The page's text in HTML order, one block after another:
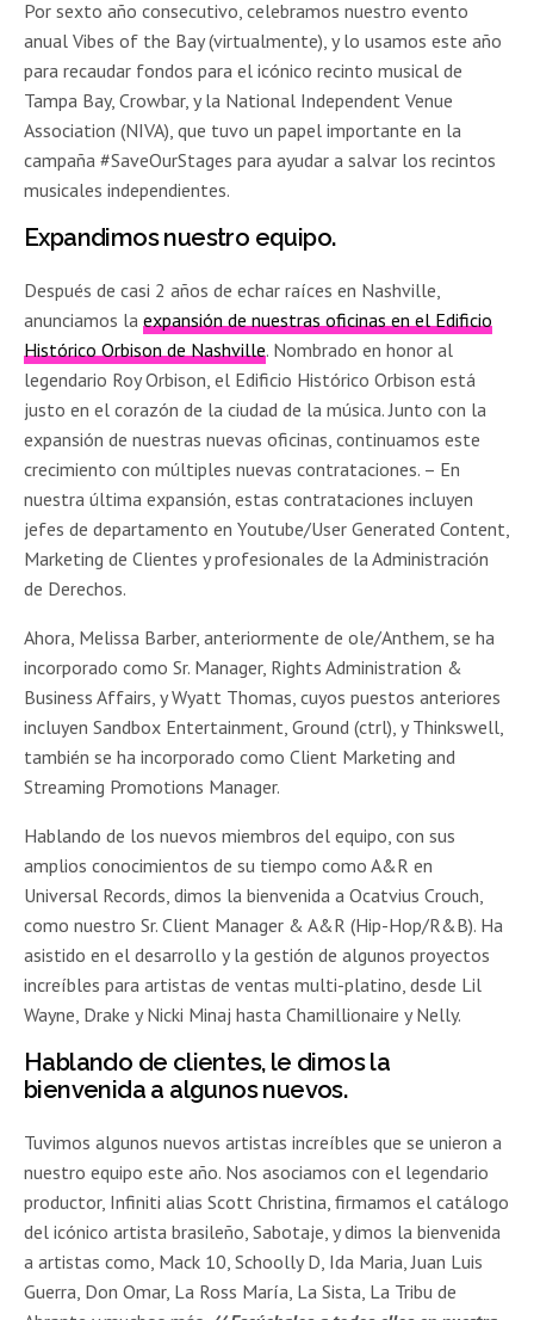
Por sexto año consecutivo, celebramos nuestro evento
anual Vibes of the Bay (virtualmente), y lo usamos este año
para recaudar fondos para el icónico recinto musical de
Tampa Bay, Crowbar, y la National Independent Venue
Association (NIVA), que tuvo un papel importante en la
campaña #SaveOurStages para ayudar a salvar los recintos
musicales independientes.
Expandimos nuestro equipo.
Después de casi 2 años de echar raíces en Nashville,
anunciamos laexpansión de nuestras oficinas en el Edificio
Histórico Orbison de Nashville. Nombrado en honor al
legendario Roy Orbison, el Edificio Histórico Orbison está
justo en el corazón de la ciudad de la música. Junto con la
expansión de nuestras nuevas oficinas, continuamos este
crecimiento con múltiples nuevas contrataciones. – En
nuestra última expansión, estas contrataciones incluyen
jefes de departamento en Youtube/User Generated Content,
Marketing de Clientes y profesionales de la Administración
de Derechos.
Ahora, Melissa Barber, anteriormente de ole/Anthem, se ha
incorporado como Sr. Manager, Rights Administration &
Business Affairs, y Wyatt Thomas, cuyos puestos anteriores
incluyen Sandbox Entertainment, Ground (ctrl), y Thinkswell,
también se ha incorporado como Client Marketing and
Streaming Promotions Manager.
Hablando de los nuevos miembros del equipo, con sus
amplios conocimientos de su tiempo como A&R en
Universal Records, dimos la bienvenida a Ocatvius Crouch,
como nuestro Sr. Client Manager & A&R (Hip-Hop/R&B). Ha
asistido en el desarrollo y la gestión de algunos proyectos
increíbles para artistas de ventas multi-platino, desde Lil
Wayne, Drake y Nicki Minaj hasta Chamillionaire y Nelly.
Hablando de clientes, le dimos la
bienvenida a algunos nuevos.
Tuvimos algunos nuevos artistas increíbles que se unieron a
nuestro equipo este año. Nos asociamos con el legendario
productor, Infiniti alias Scott Christina, firmamos el catálogo
del icónico artista brasileño, Sabotaje, y dimos la bienvenida
a artistas como, Mack 10, Schoolly D, Ida Maria, Juan Luis
Guerra, Don Omar, La Ross María, La Sista, La Tribu de